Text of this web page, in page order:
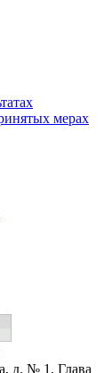
мерах
д. № 1, Глава